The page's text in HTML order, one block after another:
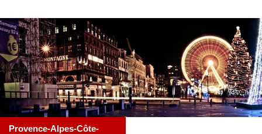
Provence-Alpes-Côte-